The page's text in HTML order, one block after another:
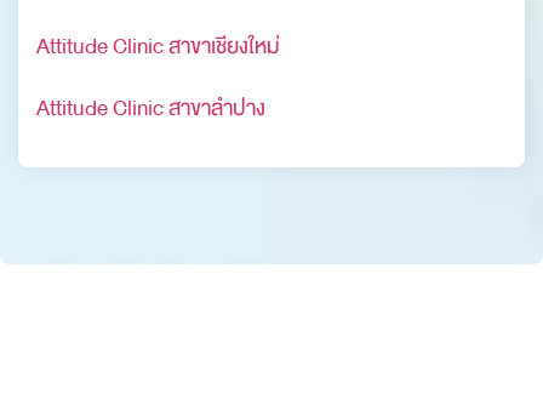
Attitude Clinic สาขาเชียงใหม่
Attitude Clinic สาขาลำปาง